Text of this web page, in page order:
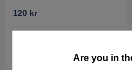
Are you in
120 kr
Best. vara. Skickas om 2-5
Köp